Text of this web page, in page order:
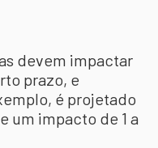
devem impactar
prazo, e
é projetado
um impacto de 1 a